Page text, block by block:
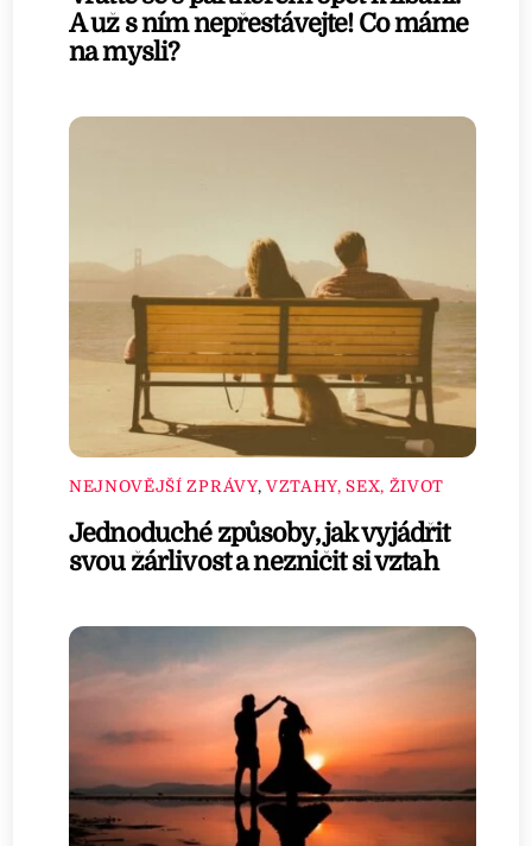
A už s ním nepřestávejte! Co máme
na mysli?
NEJNOVĚJŠÍ ZPRÁVY, VZTAHY, SEX, ŽIVOT
Jednoduché způsoby, jak vyjádřit
svou žárlivost a nezničit si vztah